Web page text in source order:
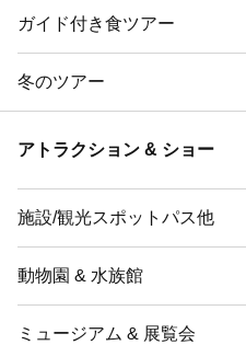
ガイド付き食ツアー
冬のツアー
アトラクション & ショー
施設/観光スポットパス他
動物園 & 水族館
ミュージアム & 展覧会